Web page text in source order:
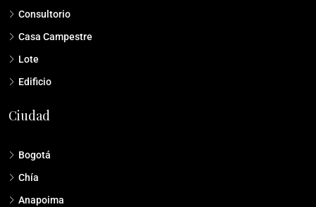
Consultorio
Casa Campestre
Lote
Edificio
Ciudad
Bogotá
Chía
Anapoima